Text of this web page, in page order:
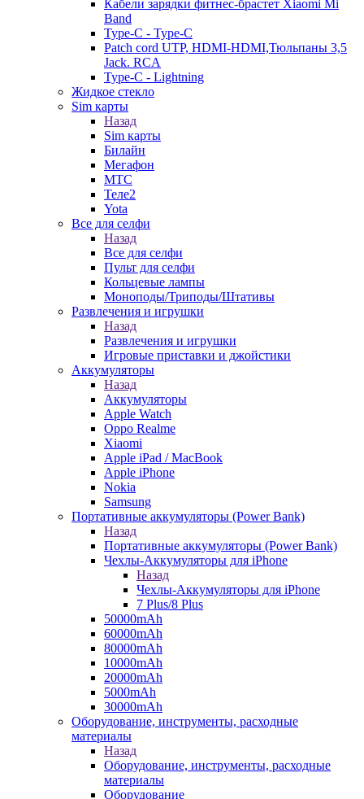
Кабели зарядки фитнес-брастет Xiaomi Mi
Band
Type-C - Type-C
Patch cord UTP, HDMI-HDMI,Тюльпаны 3,5
Jack. RCA
Type-C - Lightning
Жидкое стекло
Sim карты
Назад
Sim карты
Билайн
Мегафон
МТС
Теле2
Yota
Все для селфи
Назад
Все для селфи
Пульт для селфи
Кольцевые лампы
Моноподы/Триподы/Штативы
Развлечения и игрушки
Назад
Развлечения и игрушки
Игровые приставки и джойстики
Аккумуляторы
Назад
Аккумуляторы
Apple Watch
Oppo Realme
Xiaomi
Apple iPad / MacBook
Apple iPhone
Nokia
Samsung
Портативные аккумуляторы (Power Bank)
Назад
Портативные аккумуляторы (Power Bank)
Чехлы-Аккумуляторы для iPhone
Назад
Чехлы-Аккумуляторы для iPhone
7 Plus/8 Plus
50000mAh
60000mAh
80000mAh
10000mAh
20000mAh
5000mAh
30000mAh
Оборудование, инструменты, расходные
материалы
Назад
Оборудование, инструменты, расходные
материалы
Оборудование